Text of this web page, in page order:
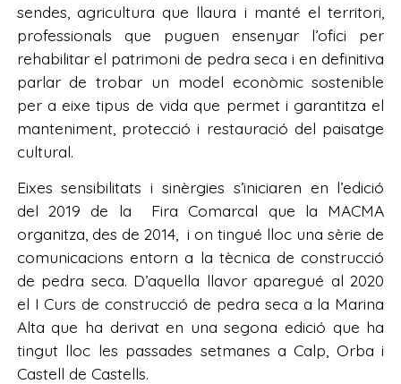
sendes, agricultura que llaura i manté el territori,
professionals que puguen ensenyar l’ofici per
rehabilitar el patrimoni de pedra seca i en definitiva
parlar de trobar un model econòmic sostenible
per a eixe tipus de vida que permet i garantitza el
manteniment, protecció i restauració del paisatge
cultural.
Eixes sensibilitats i sinèrgies s’iniciaren en l’edició
del 2019 de la Fira Comarcal que la MACMA
organitza, des de 2014, i on tingué lloc una sèrie de
comunicacions entorn a la tècnica de construcció
de pedra seca. D’aquella llavor aparegué al 2020
el I Curs de construcció de pedra seca a la Marina
Alta que ha derivat en una segona edició que ha
tingut lloc les passades setmanes a Calp, Orba i
Castell de Castells.